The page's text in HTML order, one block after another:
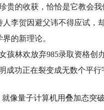
贵的收获，恰恰是它教会
李贺因避父讳不得应试，
的新理论。
孩林欢放弃985录取资格创
功正在裂变成无数个平行
量子计算机用叠加态突